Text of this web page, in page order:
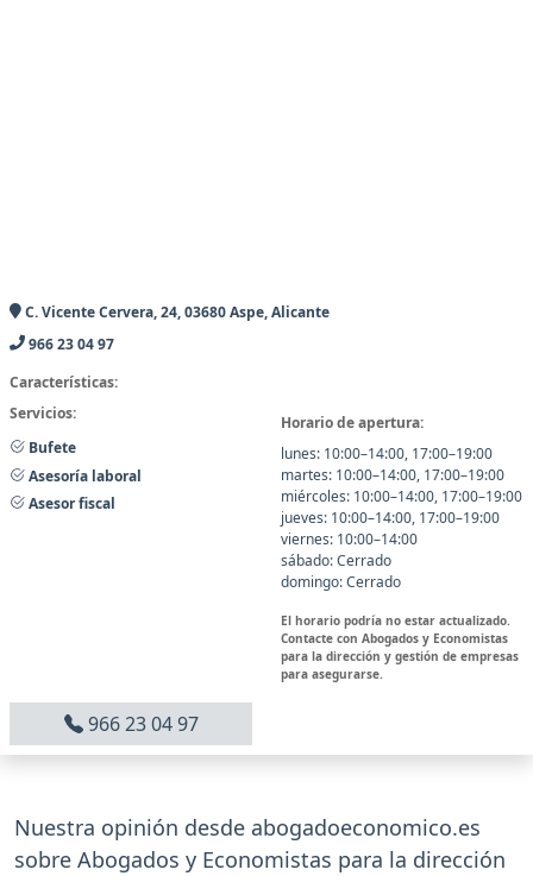
C. Vicente Cervera, 24, 03680 Aspe, Alicante
966 23 04 97
Características:
Servicios:
Bufete
Asesoría laboral
Asesor fiscal
Horario de apertura:
lunes: 10:00–14:00, 17:00–19:00
martes: 10:00–14:00, 17:00–19:00
miércoles: 10:00–14:00, 17:00–19:00
jueves: 10:00–14:00, 17:00–19:00
viernes: 10:00–14:00
sábado: Cerrado
domingo: Cerrado
El horario podría no estar actualizado.
Contacte con Abogados y Economistas
para la dirección y gestión de empresas
para asegurarse.
966 23 04 97
Nuestra opinión desde abogadoeconomico.es
sobre Abogados y Economistas para la dirección